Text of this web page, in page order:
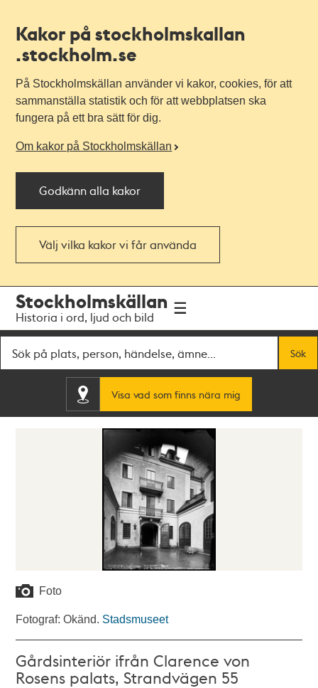
Kakor på stockholmskallan
.stockholm.se
På Stockholmskällan använder vi kakor, cookies, för att
sammanställa statistik och för att webbplatsen ska
fungera på ett bra sätt för dig.
Om kakor på Stockholmskällan
Godkänn alla kakor
Välj vilka kakor vi får använda
navigationen
huvudinnehållet
Stockholmskällan
Historia i ord, ljud och bild
Sök
Visa vad som finns nära mig
Foto
Fotograf: Okänd. Stadsmuseet
Gårdsinteriör ifrån Clarence von
Rosens palats, Strandvägen 55